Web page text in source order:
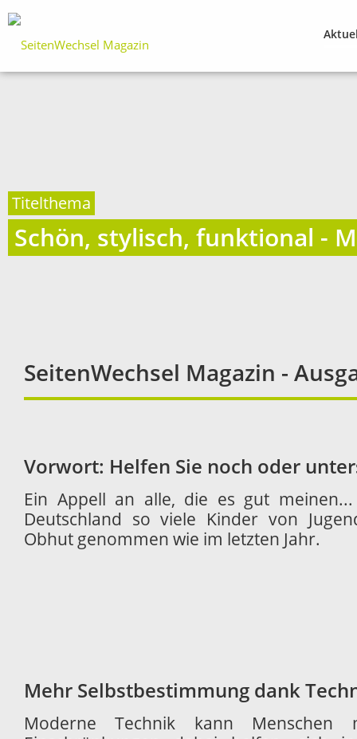
Titelthema
Schön, stylisch, funktional -
SeitenWechsel Magazin -
Vorwort: Helfen Sie noch oder
Ein Appell an alle, die es gut
Deutschland so viele Kinder von
Obhut genommen wie im letzten Jahr.
Mehr Selbstbestimmung dank
Moderne Technik kann Menschen